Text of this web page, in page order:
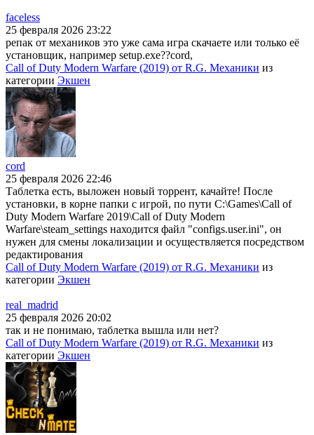
faceless
25 февраля 2026 23:22
репак от механиков это уже сама игра скачаете или только её
установщик, например setup.exe??cord,
Call of Duty Modern Warfare (2019) от R.G. Механики из
категории Экшен
cord
25 февраля 2026 22:46
Таблетка есть, выложен новый торрент, качайте! После
установки, в корне папки с игрой, по пути C:\Games\Call of
Duty Modern Warfare 2019\Call of Duty Modern
Warfare\steam_settings находится файл "configs.user.ini", он
нужен для смены локализации и осуществляется посредством
редактирования
Call of Duty Modern Warfare (2019) от R.G. Механики из
категории Экшен
real_madrid
25 февраля 2026 20:02
так и не понимаю, таблетка вышла или нет?
Call of Duty Modern Warfare (2019) от R.G. Механики из
категории Экшен